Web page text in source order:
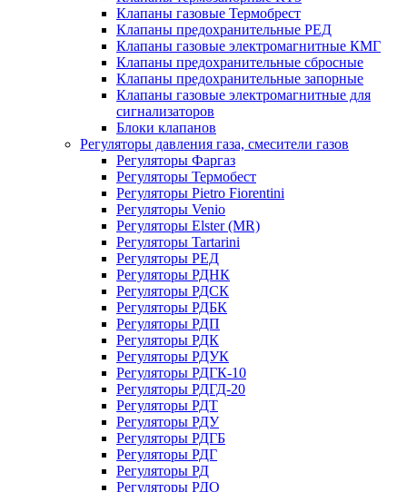
Клапаны газовые Термобрест
Клапаны предохранительные РЕД
Клапаны газовые электромагнитные КМГ
Клапаны предохранительные сбросные
Клапаны предохранительные запорные
Клапаны газовые электромагнитные для
сигнализаторов
Блоки клапанов
Регуляторы давления газа, смесители газов
Регуляторы Фаргаз
Регуляторы Термобест
Регуляторы Pietro Fiorentini
Регуляторы Venio
Регуляторы Elster (MR)
Регуляторы Tartarini
Регуляторы РЕД
Регуляторы РДНК
Регуляторы РДСК
Регуляторы РДБК
Регуляторы РДП
Регуляторы РДК
Регуляторы РДУК
Регуляторы РДГК-10
Регуляторы РДГД-20
Регуляторы РДТ
Регуляторы РДУ
Регуляторы РДГБ
Регуляторы РДГ
Регуляторы РД
Регуляторы РДО